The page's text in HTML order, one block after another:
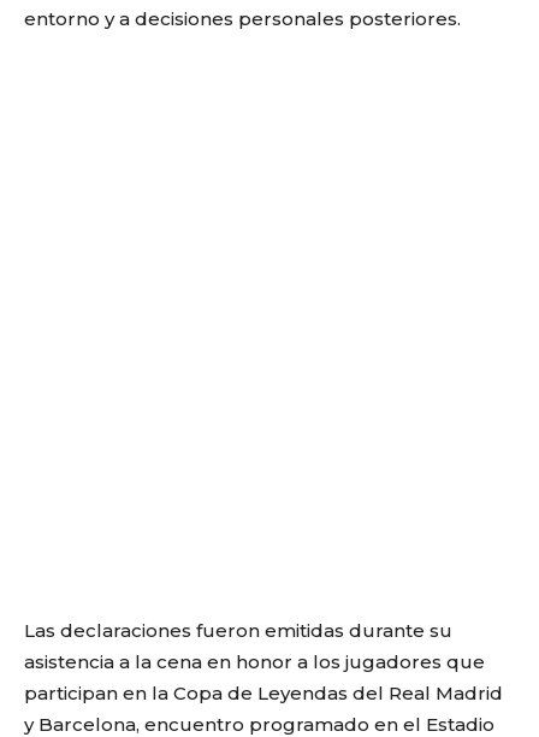
entorno y a decisiones personales posteriores.
Las declaraciones fueron emitidas durante su
asistencia a la cena en honor a los jugadores que
participan en la Copa de Leyendas del Real Madrid
y Barcelona, encuentro programado en el Estadio